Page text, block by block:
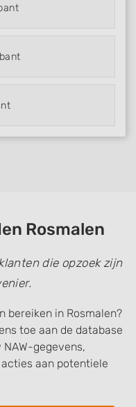
Rosmalen
die opzoek zijn
bereiken in Rosmalen?
toe aan de database
NAW-gegevens,
aan potentiele